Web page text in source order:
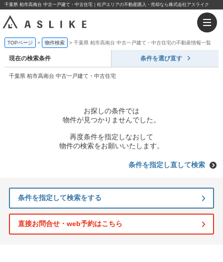
千葉県 柏市高南台 中古一戸建て・中古住宅｜松戸エリアの不動産購入・売却なら株式会社アスライク
TOPページ 物件検索 千葉県 柏市高南台 中古一戸建て・中古住宅の不動産情報一覧
現在の検索条件 条件を選び直す
千葉県 柏市高南台 中古一戸建て・中古住宅
お探しの条件では
物件が見つかりませんでした。
再度条件を指定しなおして
物件の検索をお願いいたします。
条件を指定し直して検索
条件を指定して検索をする
直接お問合せ・web予約はこちら